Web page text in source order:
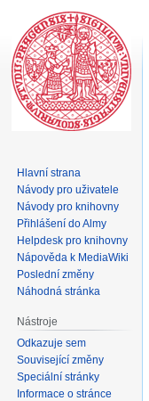
Hlavní strana
Návody pro uživatele
Návody pro knihovny
Přihlášení do Almy
Helpdesk pro knihovny
Nápověda k MediaWiki
Poslední změny
Náhodná stránka
Nástroje
Odkazuje sem
Související změny
Speciální stránky
Informace o stránce